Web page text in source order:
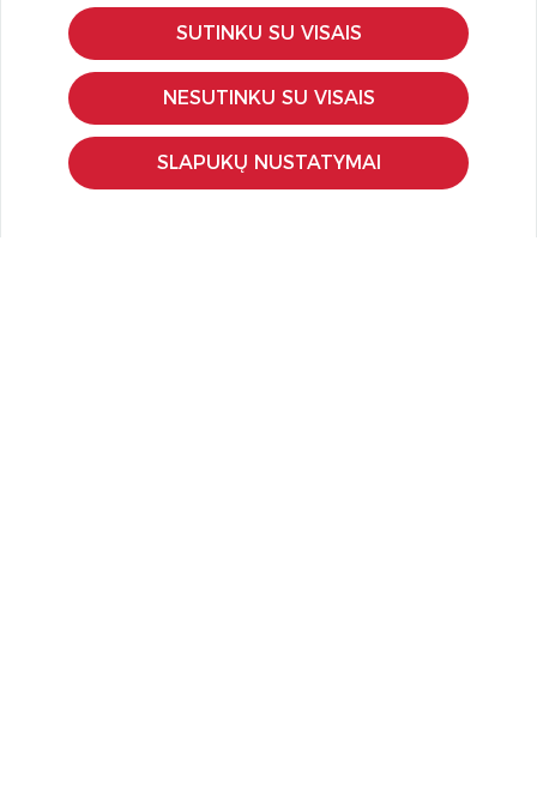
KLIENTŲ APTARNAVIMAS
Pirkimo – pardavimo taisyklės
Pristatymas ir grąžinimas
Apmokėjimo būdai
Kokybės ir saugumo standartai
Privatumo taisyklės
SUTINKU SU VISAIS
NESUTINKU SU VISAIS
SLAPUKŲ NUSTATYMAI